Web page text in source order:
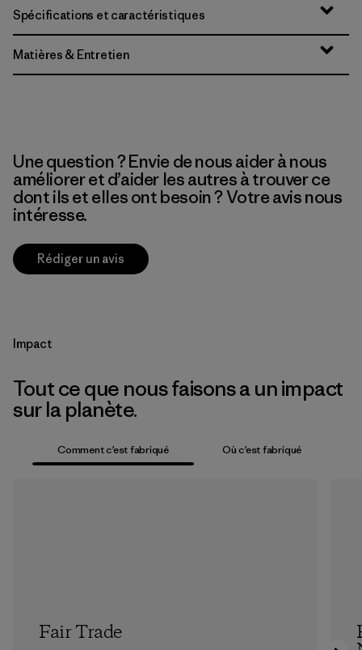
Spécifications et caractéristiques
Matières & Entretien
Une question ? Envie de nous aider à nous
améliorer et d’aider les autres à trouver ce
dont ils et elles ont besoin ? Votre avis nous
intéresse.
Rédiger un avis
Impact
Tout ce que nous faisons a un impact
sur la planète.
Comment c’est fabriqué Où c’est fabriqué
Fair Trade